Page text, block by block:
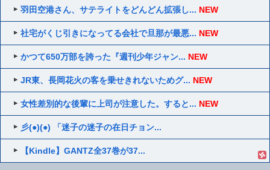
羽田空港さん、サテライトをどんどん拡張し... NEW
社宅がくじ引きになってる会社で旦那が最悪... NEW
かつて650万部を誇った『週刊少年ジャン... NEW
JR東、長岡花火の客を乗せきれないためグ... NEW
女性差別的な後輩に上司が注意した。すると... NEW
彡(●)(●) 「迷子の迷子の在日チョン...
【Kindle】GANTZ全37巻が37...